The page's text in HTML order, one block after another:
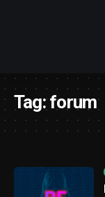
Tag:forum